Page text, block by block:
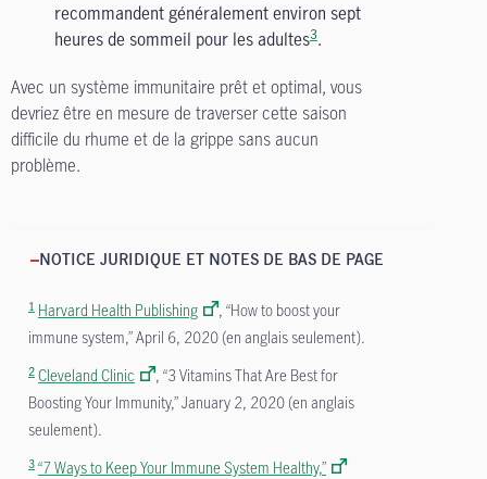
recommandent généralement environ sept
heures de sommeil pour les adultes3.
Avec un système immunitaire prêt et optimal, vous
devriez être en mesure de traverser cette saison
difficile du rhume et de la grippe sans aucun
problème.
NOTICE JURIDIQUE ET NOTES DE BAS DE PAGE
1 Harvard Health Publishing
, “How to boost your
immune system,” April 6, 2020 (en anglais seulement).
2 Cleveland Clinic
, “3 Vitamins That Are Best for
Boosting Your Immunity,” January 2, 2020 (en anglais
seulement).
3 “7 Ways to Keep Your Immune System Healthy,”